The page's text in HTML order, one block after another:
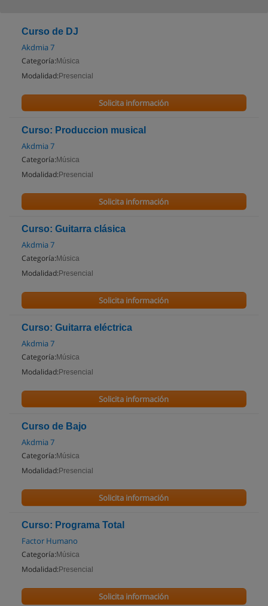
Curso de DJ
Akdmia 7
Categoría: Música
Modalidad: Presencial
Solicita información
Curso: Produccion musical
Akdmia 7
Categoría: Música
Modalidad: Presencial
Solicita información
Curso: Guitarra clásica
Akdmia 7
Categoría: Música
Modalidad: Presencial
Solicita información
Curso: Guitarra eléctrica
Akdmia 7
Categoría: Música
Modalidad: Presencial
Solicita información
Curso de Bajo
Akdmia 7
Categoría: Música
Modalidad: Presencial
Solicita información
Curso: Programa Total
Factor Humano
Categoría: Música
Modalidad: Presencial
Solicita información